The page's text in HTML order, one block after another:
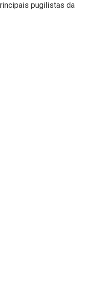
pugilistas da